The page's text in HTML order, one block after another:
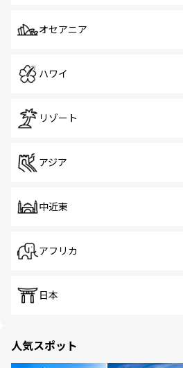
オセアニア
ハワイ
リゾート
アジア
中近東
アフリカ
日本
人気スポット